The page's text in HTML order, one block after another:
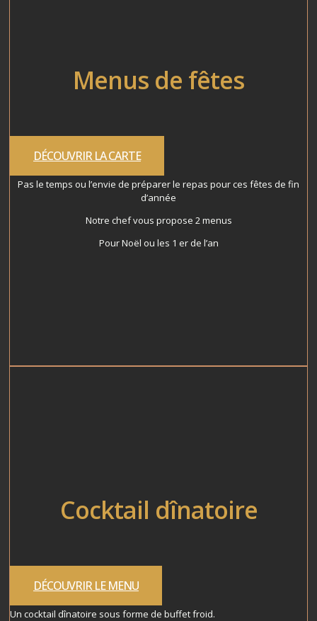
Menus de fêtes
DÉCOUVRIR LA CARTE
Pas le temps ou l’envie de préparer le repas pour ces fêtes de fin
d’année
Notre chef vous propose 2 menus
Pour Noël ou les 1 er de l’an
Cocktail dînatoire
DÉCOUVRIR LE MENU
Un cocktail dînatoire sous forme de buffet froid.